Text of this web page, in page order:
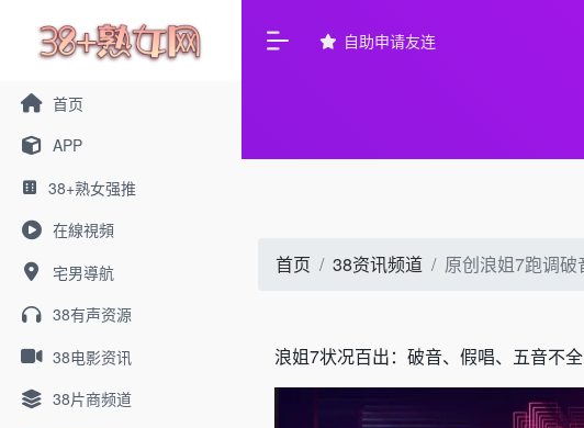
首页
APP
38+熟女强推
在線視頻
宅男導航
38有声资源
38电影资讯
38片商频道
自助申请友连
首页 38资讯频道 原创浪姐7跑调
浪姐7状况百出：破音、假唱、五音不